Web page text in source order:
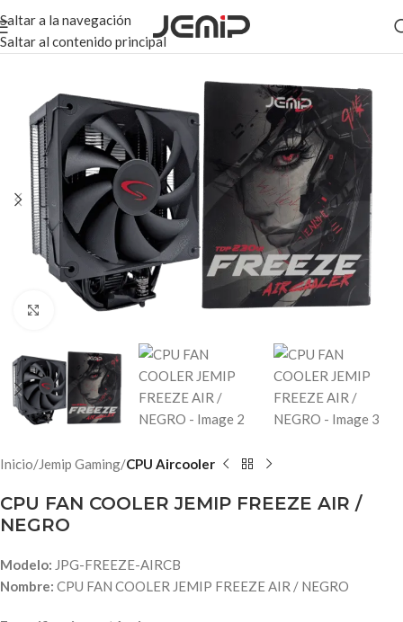
Saltar a la navegación
Saltar al contenido principal
Haga clic para ampliar
Inicio Jemip Gaming CPU Aircooler
CPU FAN COOLER JEMIP FREEZE AIR /
NEGRO
Modelo: JPG-FREEZE-AIRCB
Nombre: CPU FAN COOLER JEMIP FREEZE AIR / NEGRO